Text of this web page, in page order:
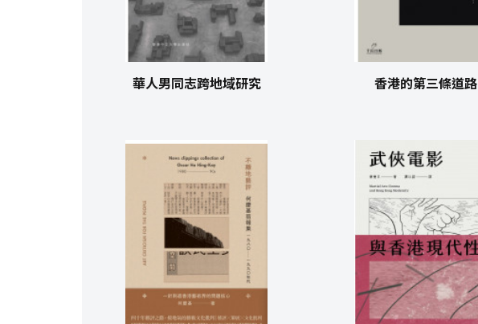
華人男同志跨地域研究 香港的第三條道路